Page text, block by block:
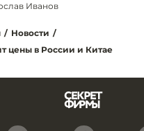
Иванов
/ Новости /
цены в России и Китае